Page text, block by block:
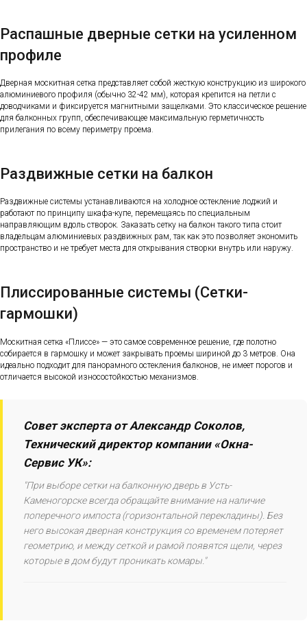
Распашные дверные сетки на усиленном
профиле
Дверная москитная сетка представляет собой жесткую конструкцию из широкого
алюминиевого профиля (обычно 32-42 мм), которая крепится на петли с
доводчиками и фиксируется магнитными защелками. Это классическое решение
для балконных групп, обеспечивающее максимальную герметичность
прилегания по всему периметру проема.
Раздвижные сетки на балкон
Раздвижные системы устанавливаются на холодное остекление лоджий и
работают по принципу шкафа-купе, перемещаясь по специальным
направляющим вдоль створок. Заказать сетку на балкон такого типа стоит
владельцам алюминиевых раздвижных рам, так как это позволяет экономить
пространство и не требует места для открывания створки внутрь или наружу.
Плиссированные системы (Сетки-
гармошки)
Москитная сетка «Плиссе» — это самое современное решение, где полотно
собирается в гармошку и может закрывать проемы шириной до 3 метров. Она
идеально подходит для панорамного остекления балконов, не имеет порогов и
отличается высокой износостойкостью механизмов.
Совет эксперта от Александр Соколов,
Технический директор компании «Окна-
Сервис УК»:
"При выборе сетки на балконную дверь в Усть-
Каменогорске всегда обращайте внимание на наличие
поперечного импоста (горизонтальной перекладины). Без
него высокая дверная конструкция со временем потеряет
геометрию, и между сеткой и рамой появятся щели, через
которые в дом будут проникать комары."